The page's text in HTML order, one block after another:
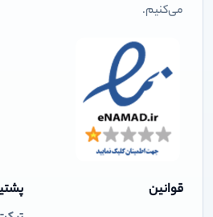
می‌کنیم.
قوانین